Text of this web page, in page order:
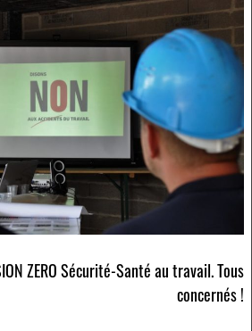
ZERO Sécurité-Santé au travail. Tous
concernés !